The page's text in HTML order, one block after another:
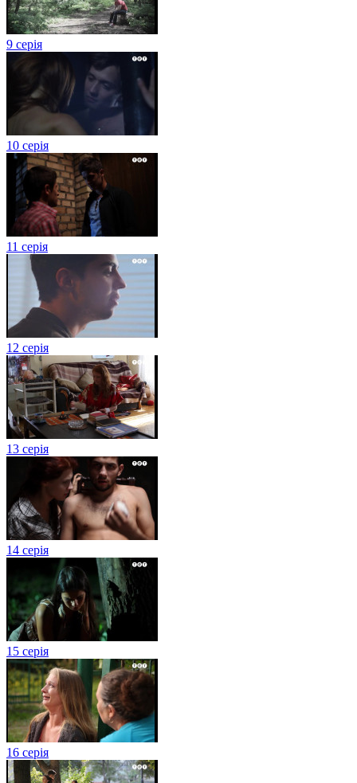
9 серія
10 серія
11 серія
12 серія
13 серія
14 серія
15 серія
16 серія